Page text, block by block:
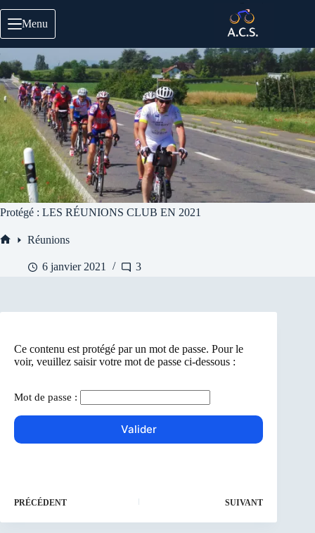
au
contenu
Menu
Protégé : LES RÉUNIONS CLUB EN 2021
Réunions
6 janvier 2021 3
Ce contenu est protégé par un mot de passe. Pour le
voir, veuillez saisir votre mot de passe ci-dessous :
Mot de passe :
PRÉCÉDENT SUIVANT